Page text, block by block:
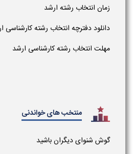
زمان انتخاب رشته ارشد
دانلود دفترچه انتخاب رشته کارشناسی ارشد
مهلت انتخاب رشته کارشناسی ارشد
منتخب های خواندنی
گوش شنوای دیگران باشید